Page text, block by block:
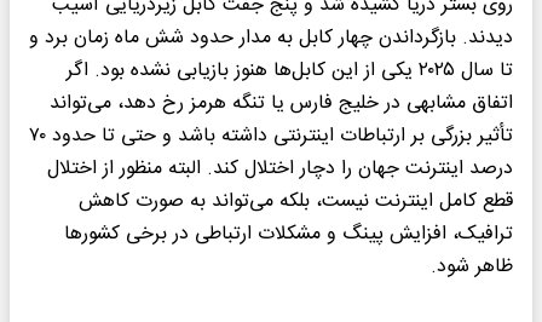
دیدند. بازگرداندن چهار کابل به مدار حدود شش ماه زمان برد و
تا سال ۲۰۲۵ یکی از این کابل‌ها هنوز بازیابی نشده بود. اگر
اتفاق مشابهی در خلیج فارس یا تنگه هرمز رخ دهد، می‌تواند
تأثیر بزرگی بر ارتباطات اینترنتی داشته باشد و حتی تا حدود ۷۰
درصد اینترنت جهان را دچار اختلال کند. البته منظور از اختلال
قطع کامل اینترنت نیست، بلکه می‌تواند به صورت کاهش
ترافیک، افزایش پینگ و مشکلات ارتباطی در برخی کشورها
ظاهر شود.